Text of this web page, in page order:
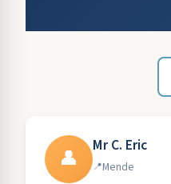
👤 Mr C. Eric
Mende